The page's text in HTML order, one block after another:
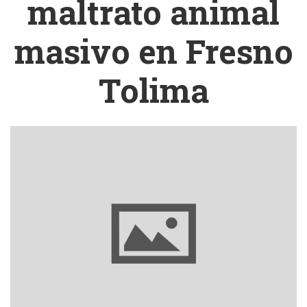
maltrato animal
masivo en Fresno
Tolima